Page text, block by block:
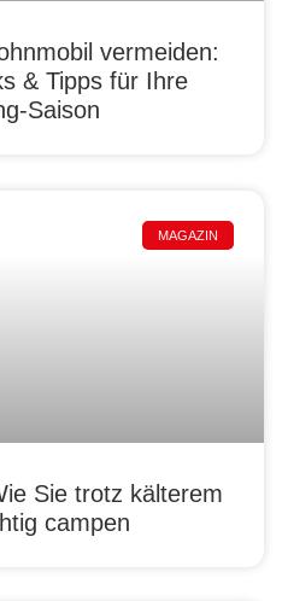
vermeiden:
& Tipps für Ihre
Saison
MAGAZIN
Sie trotz kälterem
campen